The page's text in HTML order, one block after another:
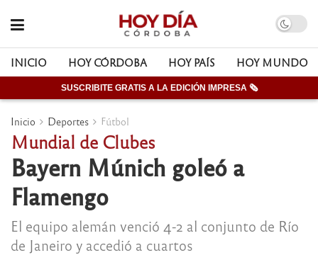
INICIO HOY CÓRDOBA HOY PAÍS HOY MUNDO
SUSCRIBITE GRATIS A LA EDICIÓN IMPRESA 🗞
Inicio Deportes Fútbol
Mundial de Clubes
Bayern Múnich goleó a
Flamengo
El equipo alemán venció 4-2 al conjunto de Río
de Janeiro y accedió a cuartos